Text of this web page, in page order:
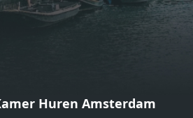
een logeerkamer of een
slaapkamer. De
en privacy. Gelegen in een
Huren Amsterdam